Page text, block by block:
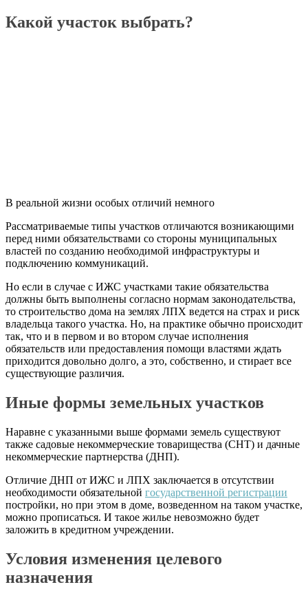
Какой участок выбрать?
В реальной жизни особых отличий немного
Рассматриваемые типы участков отличаются возникающими
перед ними обязательствами со стороны муниципальных
властей по созданию необходимой инфраструктуры и
подключению коммуникаций.
Но если в случае с ИЖС участками такие обязательства
должны быть выполнены согласно нормам законодательства,
то строительство дома на землях ЛПХ ведется на страх и риск
владельца такого участка. Но, на практике обычно происходит
так, что и в первом и во втором случае исполнения
обязательств или предоставления помощи властями ждать
приходится довольно долго, а это, собственно, и стирает все
существующие различия.
Иные формы земельных участков
Наравне с указанными выше формами земель существуют
также садовые некоммерческие товарищества (СНТ) и дачные
некоммерческие партнерства (ДНП).
Отличие ДНП от ИЖС и ЛПХ заключается в отсутствии
необходимости обязательной государственной регистрации
постройки, но при этом в доме, возведенном на таком участке,
можно прописаться. И такое жилье невозможно будет
заложить в кредитном учреждении.
Условия изменения целевого
назначения